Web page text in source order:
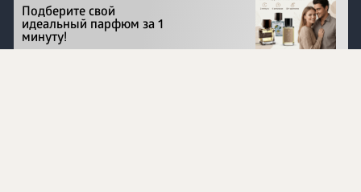
Перейти на сайт
Подберите свой
идеальный парфюм за 1
минуту!